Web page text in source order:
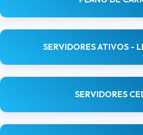
SERVIDORES ATIVOS -
SERVIDORES